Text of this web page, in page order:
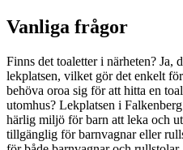
Vanliga frågor
Finns det toaletter i närheten? Ja,
lekplatsen, vilket gör det enkelt
behöva oroa sig för att hitta en
utomhus? Lekplatsen i
härlig miljö för barn att leka och
tillgänglig för barnvagnar eller